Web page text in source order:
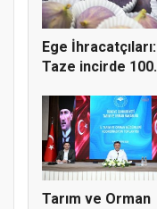
Ege İhracatçıları:
Taze incirde 100
Tarım ve Orman